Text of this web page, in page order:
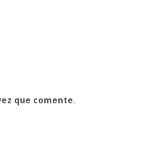
que comente.